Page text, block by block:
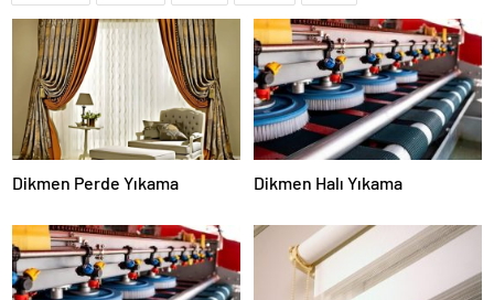
Dikmen Perde Yıkama Dikmen Halı Yıkama